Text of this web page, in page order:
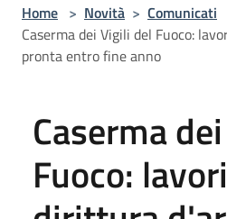
Home > Novità > Comunicati
Caserma dei Vigili del Fuoco:
pronta entro fine anno
Caserma
Fuoco: